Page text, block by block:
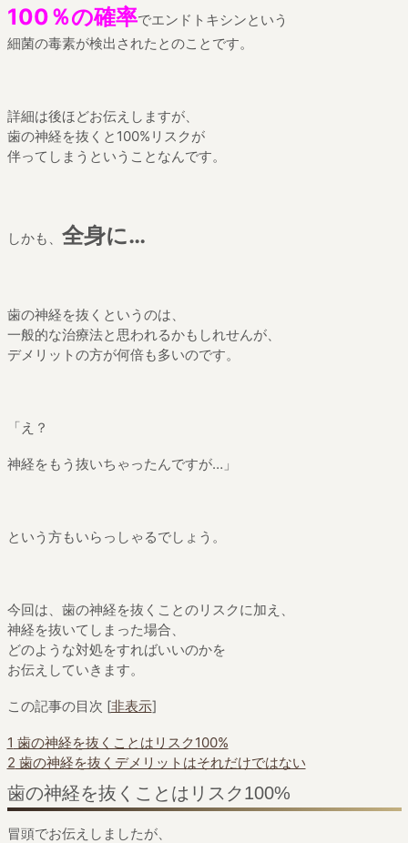
100％の確率でエンドトキシンという
細菌の毒素が検出されたとのことです。
詳細は後ほどお伝えしますが、
歯の神経を抜くと100%リスクが
伴ってしまうということなんです。
しかも、 全身に…
歯の神経を抜くというのは、
一般的な治療法と思われるかもしれせんが、
デメリットの方が何倍も多いのです。
「え？
神経をもう抜いちゃったんですが…」
という方もいらっしゃるでしょう。
今回は、歯の神経を抜くことのリスクに加え、
神経を抜いてしまった場合、
どのような対処をすればいいのかを
お伝えしていきます。
この記事の目次 [非表示]
1 歯の神経を抜くことはリスク100%
2 歯の神経を抜くデメリットはそれだけではない
歯の神経を抜くことはリスク100%
冒頭でお伝えしましたが、